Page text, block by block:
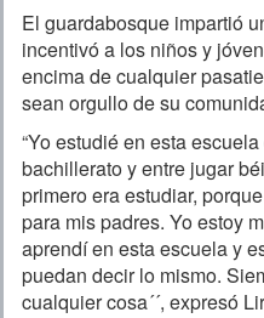
El guardabosque impartió
incentivó a los niños y
encima de cualquier
sean orgullo de su
“Yo estudié en esta
bachillerato y entre jugar
primero era estudiar,
para mis padres. Yo estoy
aprendí en esta escuela y
puedan decir lo mismo.
cualquier cosa´´, expresó